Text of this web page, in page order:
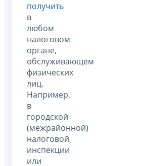
получить
в
любом
налоговом
органе,
обслуживающем
физических
лиц.
Например,
в
городской
(межрайонной)
налоговой
инспекции
или